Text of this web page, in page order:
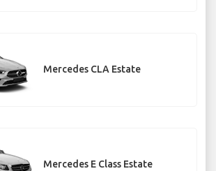
Mercedes CLA Estate
Mercedes E Class Estate